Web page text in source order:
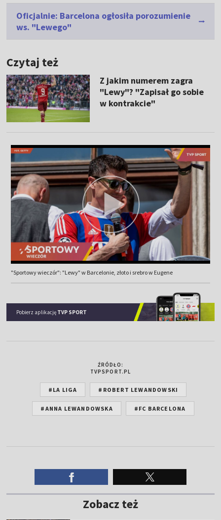
Oficjalnie: Barcelona ogłosiła porozumienie
ws. "Lewego"
Czytaj też
Z jakim numerem zagra
"Lewy"? "Zapisał go sobie
w kontrakcie"
"Sportowy wieczór": "Lewy" w Barcelonie, złoto i srebro w Eugene
Pobierz aplikację TVP SPORT
ŹRÓDŁO:
TVPSPORT.PL
#LA LIGA #ROBERT LEWANDOWSKI
#ANNA LEWANDOWSKA #FC BARCELONA
Zobacz też